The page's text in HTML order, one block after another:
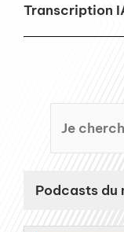
Transcription
Podcasts du